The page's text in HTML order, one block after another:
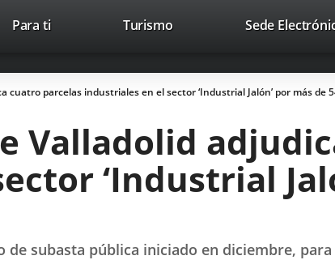
Trabaja con nosotros
Para ti TurismoEste
abrirá
en
ventana
nueva.
Sede
cuatro parcelas industriales en el sector ‘Industrial Jalón’ por más de
Valladolid
‘Industrial
de subasta pública iniciado en diciembre,